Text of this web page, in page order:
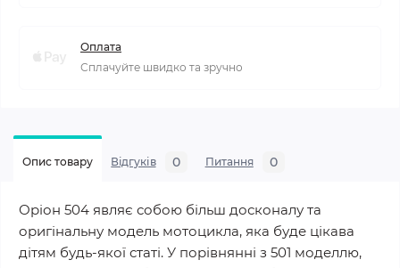
Оплата
Сплачуйте швидко та зручно
Опис товару Відгуків 0 Питання 0
Оріон 504 являє собою більш досконалу та
оригінальну модель мотоцикла, яка буде цікава
дітям будь-якої статі. У порівнянні з 501 моделлю,